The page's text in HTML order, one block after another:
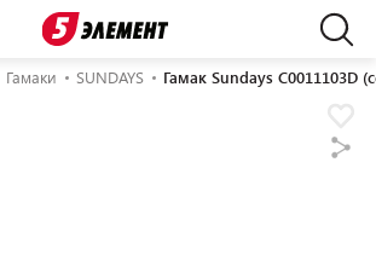
Гамаки SUNDAYS Гамак Sundays C0011103D